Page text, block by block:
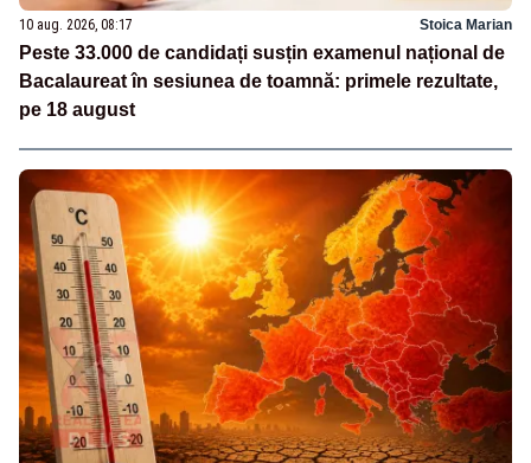
10 aug. 2026, 08:17 Stoica Marian
Peste 33.000 de candidați susțin examenul național de
Bacalaureat în sesiunea de toamnă: primele rezultate,
pe 18 august